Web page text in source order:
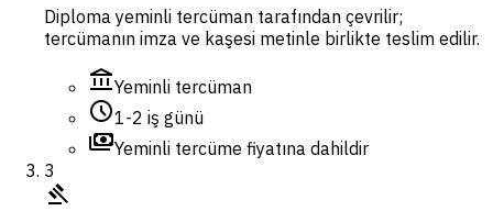
Diploma yeminli tercüman tarafından çevrilir;
tercümanın imza ve kaşesi metinle birlikte teslim edilir.
account_balanceYeminli tercüman
schedule1-2 iş günü
paymentsYeminli tercüme fiyatına dahildir
3
gavel